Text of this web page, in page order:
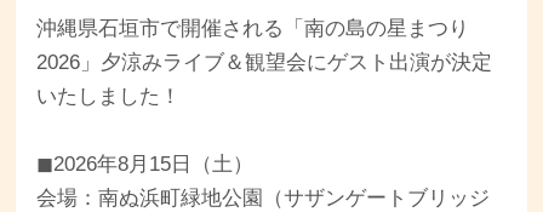
沖縄県石垣市で開催される「南の島の星まつり
2026」夕涼みライブ＆観望会にゲスト出演が決定
いたしました！
◼︎2026年8月15日（土）
会場：南ぬ浜町緑地公園（サザンゲートブリッジ